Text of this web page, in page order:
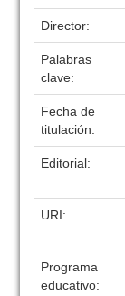
Director:
Palabras
clave:
Fecha de
titulación:
Editorial:
URI:
Programa
educativo: